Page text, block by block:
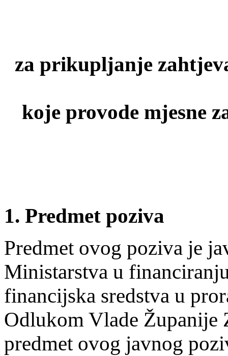
za prikupljanje
koje provode mjesne
1. Predmet poziva
Predmet ovog poziva je
Ministarstva u
financijska sredstva u
Odlukom Vlade Županije
predmet ovog javnog